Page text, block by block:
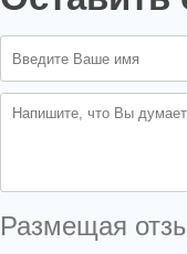
Размещая